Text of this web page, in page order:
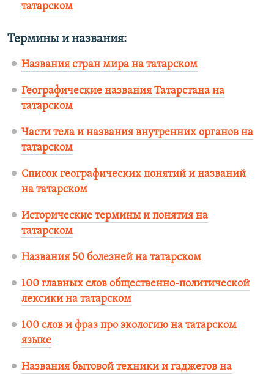
татарском
Термины и названия:
Названия стран мира на татарском
Географические названия Татарстана на
татарском
Части тела и названия внутренних органов на
татарском
Список географических понятий и названий
на татарском
Исторические термины и понятия на
татарском
Названия 50 болезней на татарском
100 главных слов общественно-политической
лексики на татарском
100 слов и фраз про экологию на татарском
языке
Названия бытовой техники и гаджетов на